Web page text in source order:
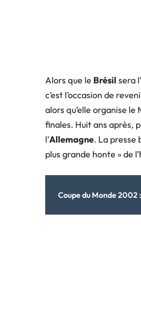
Alors que le Brésil sera
c’est l’occasion de
alors qu’elle organise
finales. Huit ans après,
l’Allemagne. La presse
plus grande honte » de
Coupe du Monde 2002